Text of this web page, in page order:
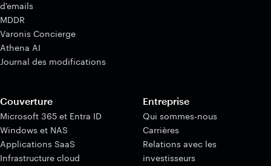
d'emails
MDDR
Varonis Concierge
Athena AI
Journal des modifications
Couverture
Microsoft 365 et Entra ID
Windows et NAS
Applications SaaS
Infrastructure cloud
Entreprise
Qui sommes-nous
Carrières
Relations avec les
investisseurs